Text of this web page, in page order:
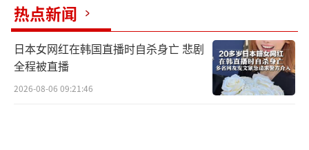
热点新闻
日本女网红在韩国直播时自杀身亡 悲剧
全程被直播
2026-08-06 09:21:46